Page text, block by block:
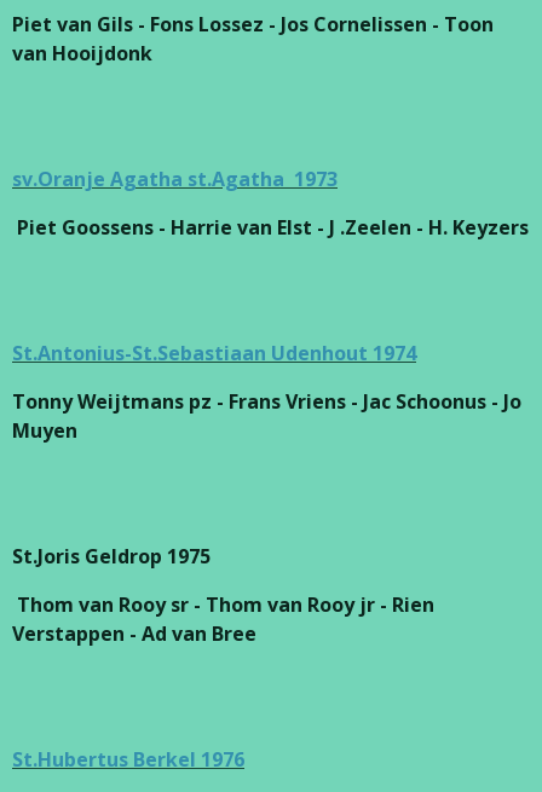
Piet van Gils - Fons Lossez - Jos Cornelissen - Toon
van Hooijdonk
sv.Oranje Agatha st.Agatha 1973
Piet Goossens - Harrie van Elst - J .Zeelen - H. Keyzers
St.Antonius-St.Sebastiaan Udenhout 1974
Tonny Weijtmans pz - Frans Vriens - Jac Schoonus - Jo
Muyen
St.Joris Geldrop 1975
Thom van Rooy sr - Thom van Rooy jr - Rien
Verstappen - Ad van Bree
St.Hubertus Berkel 1976